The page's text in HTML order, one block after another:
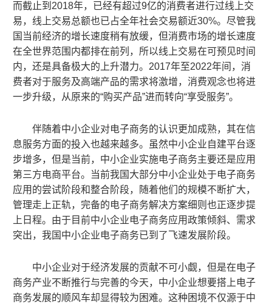
而截止到 2018年， 已经有超过9亿的消费者进行过线上交
易，线上交易总额也已占全年社会交易额近30%。尽管我
国当前经济的增长速度稍有放缓，但消费市场的增长速度
在全世界范围内都排在前列，所以线上交易在可预见时间
内， 还是具备极大的 上升潜力。2017年至2022年间，消
费者对于服务及高端产品的需求将激增，消费观念也将进
一步升级，
从原来的“购买产品”进而转向“享受服务”。
伴随着中小企业对电子商务的认识更加成熟， 其在信
息服务方面的投入也越来越多。虽然中小企业自建平台逐
步增多，但是当前，中小企业实施电子商务主要还是应用
第三方电商平台。当前我国大部分中小企业处于电子商务
应用的尝试阶段和整合阶段，随着他们的规模不断扩大，
管理走上正轨，完备的电子商务解决方案细则也正逐步提
上日程。由于目前中小企业电子商务应用政策倾斜、需求
突出，我国 中小企业电子商务已到了飞速发展阶段。
中小企业对于经济发展的贡献不可小觑， 但是在电子
商务产业不断推行与完善的今天，中小企业想要搭上 电子
商务发展的顺风车却显得较为困难。这种困境不仅源于中